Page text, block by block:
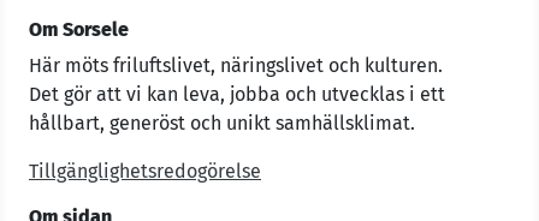
Om Sorsele
Här möts friluftslivet, näringslivet och kulturen.
Det gör att vi kan leva, jobba och utvecklas i ett
hållbart, generöst och unikt samhällsklimat.
Tillgänglighetsredogörelse